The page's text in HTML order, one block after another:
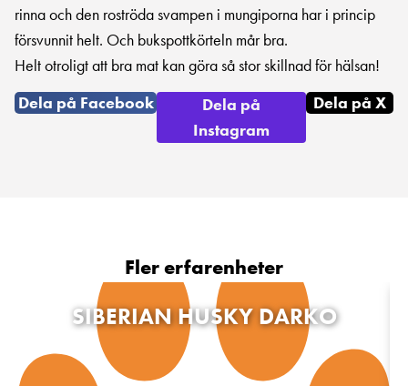
rinna och den roströda svampen i mungiporna har i princip
försvunnit helt. Och bukspottkörteln mår bra.
Helt otroligt att bra mat kan göra så stor skillnad för hälsan!
Dela på Facebook
Dela på
Instagram
Dela på X
Fler erfarenheter
SIBERIAN HUSKY DARKO